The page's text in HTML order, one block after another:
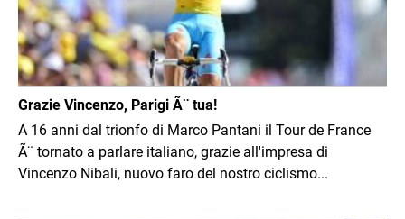
Grazie Vincenzo, Parigi Ã¨ tua!
A 16 anni dal trionfo di Marco Pantani il Tour de France
Ã¨ tornato a parlare italiano, grazie all'impresa di
Vincenzo Nibali, nuovo faro del nostro ciclismo...